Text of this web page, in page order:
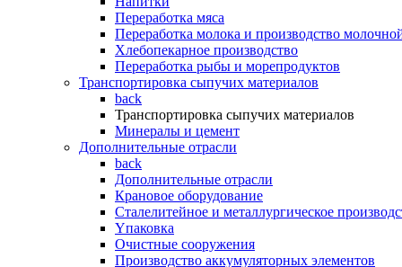
Переработка мяса
Переработка молока и производство
Хлебопекарное производство
Переработка рыбы и морепродуктов
Транспортировка сыпучих материалов
back
Транспортировка сыпучих материалов
Минералы и цемент
Дополнительные отрасли
back
Дополнительные отрасли
Крановое оборудование
Сталелитейное и металлургическое
Yпаковка
Очистные сооружения
Производство аккумуляторных элементов